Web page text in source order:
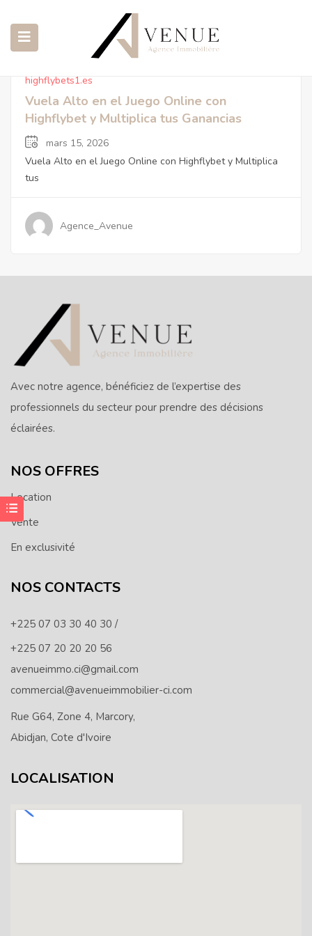
(NOTRE AGENCE)
(TRANSACTIONS IMMOBILIÈRES)
Highflybets1.es
highflybets1.es
Vuela Alto en el Juego Online con
Highflybet y Multiplica tus Ganancias
mars 15, 2026
Vuela Alto en el Juego Online con Highflybet y Multiplica
tus
Agence_Avenue
Avec notre agence, bénéficiez de l’expertise des
professionnels du secteur pour prendre des décisions
éclairées.
NOS OFFRES
Location
Vente
En exclusivité
NOS CONTACTS
+225 07 03 30 40 30 /
+225 07 20 20 20 56
avenueimmo.ci@gmail.com
commercial@avenueimmobilier-ci.com
Rue G64, Zone 4, Marcory,
Abidjan, Cote d'Ivoire
LOCALISATION